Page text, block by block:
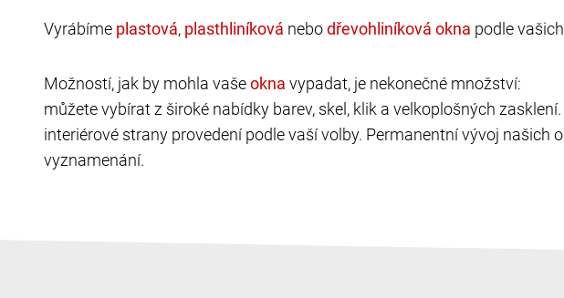
Vyrábíme , nebo podle
Možností, jak by mohla vaše
vypadat, je nekonečné množství:
můžete vybírat z široké nabídky barev, skel, klik a velkoplošných
interiérové strany provedení podle vaší volby. Permanentní vývoj
vyznamenání.